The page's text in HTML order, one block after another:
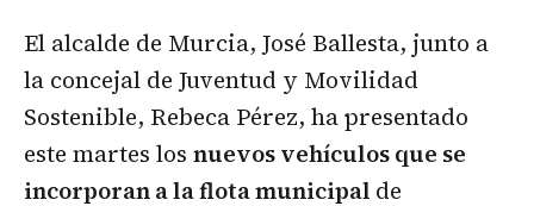
El alcalde de Murcia, José Ballesta, junto a
la concejal de Juventud y Movilidad
Sostenible, Rebeca Pérez, ha presentado
este martes los nuevos vehículos que se
incorporan a la flota municipal de